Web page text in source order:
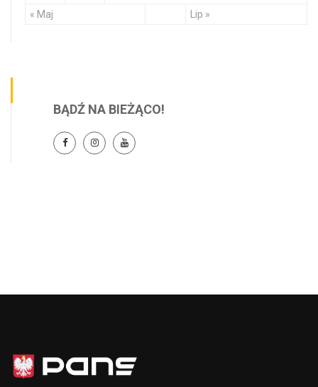
« Maj Lip »
BĄDŹ NA BIEŻĄCO!